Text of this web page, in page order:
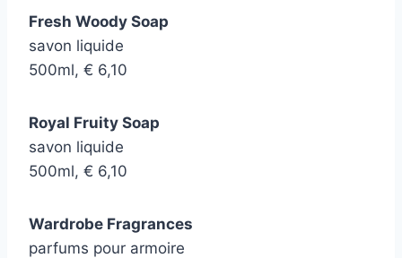
Fresh Woody Soap
savon liquide
500ml, € 6,10
Royal Fruity Soap
savon liquide
500ml, € 6,10
Wardrobe Fragrances
parfums pour armoire